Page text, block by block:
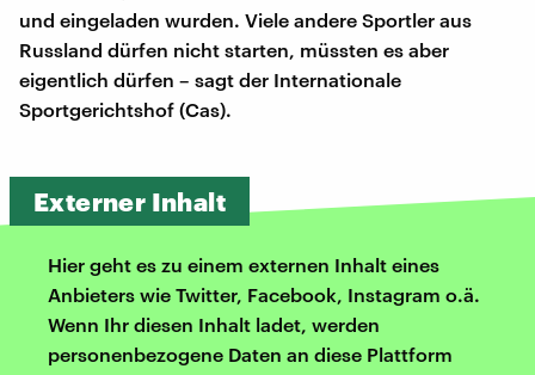
und eingeladen wurden. Viele andere Sportler aus
Russland dürfen nicht starten, müssten es aber
eigentlich dürfen – sagt der Internationale
Sportgerichtshof (Cas).
Externer Inhalt
Hier geht es zu einem externen Inhalt eines
Anbieters wie Twitter, Facebook, Instagram o.ä.
Wenn Ihr diesen Inhalt ladet, werden
personenbezogene Daten an diese Plattform